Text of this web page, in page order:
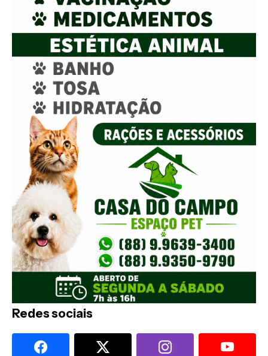
Redes sociais